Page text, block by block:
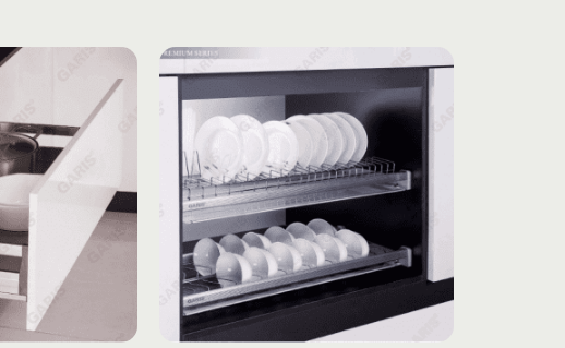
Add to
wishlist
wishlist